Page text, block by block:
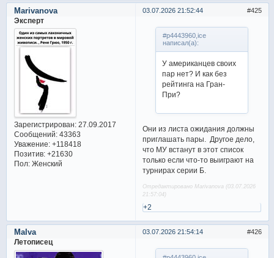
425
03.07.2026 21:52:44
Marivanova
Эксперт
Зарегистрирован: 27.09.2017
Сообщений:43363
Уважение: +118418
Позитив: +21630
Пол:Женский
#p4443960,ice
написал(а):
У американцев своих
пар нет? И как без
рейтинга на Гран-
При?
Они из листа ожидания должны
приглашать пары. Другое дело,
что МУ встанут в этот список
только если что-то выиграют на
турнирах серии Б.
Отредактировано Marivanova (03.07.2026
21:57:04)
+2
426
03.07.2026 21:54:14
Malva
Летописец